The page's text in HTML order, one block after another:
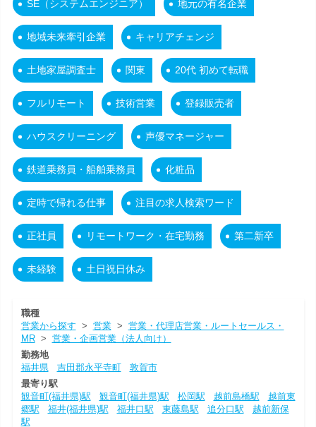
SE（システムエンジニア） 地元の有名企業
地域未来牽引企業 キャリアチェンジ
土地家屋調査士 関東 20代 初めて転職
フルリモート 技術営業 登録販売者
ハウスクリーニング 声優マネージャー
鉄道乗務員・船舶乗務員 化粧品
定時で帰れる仕事 注目の求人検索ワード
正社員 リモートワーク・在宅勤務 第二新卒
未経験 土日祝日休み
職種
営業から探す > 営業> 営業・代理店営業・ルートセールス・
MR> 営業・企画営業（法人向け）
勤務地
福井県
吉田郡永平寺町
敦賀市
最寄り駅
観音町(福井県)駅
観音町(福井県)駅 松岡駅 越前島橋駅
越前東
郷駅
福井(福井県)駅 福井口駅 東藤島駅 追分口駅
越前新保
駅